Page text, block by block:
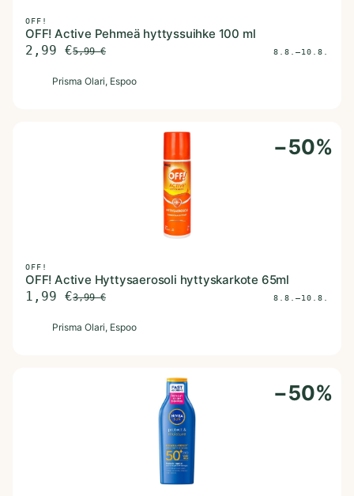
OFF!
OFF! Active Pehmeä hyttyssuihke 100 ml
2,99 €5,99€ 8.8.–10.8.
Prisma Olari, Espoo
−50%
OFF!
OFF! Active Hyttysaerosoli hyttyskarkote 65ml
1,99 €3,99€ 8.8.–10.8.
Prisma Olari, Espoo
−50%